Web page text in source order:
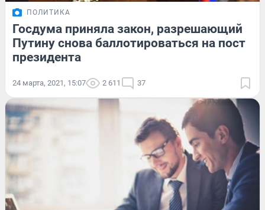
ПОЛИТИКА
Госдума приняла закон, разрешающий
Путину снова баллотироваться на пост
президента
24 марта, 2021, 15:07 2 611 37